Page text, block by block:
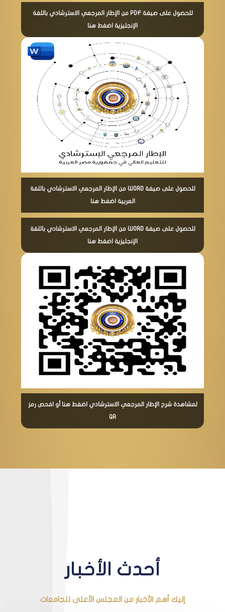
للحصول على صيغة PDF من الإطار المرجعي الاسترشادي باللغة
الإنجليزية اضغط هنا
للحصول على صيغة WORD من الإطار المرجعي الاسترشادي باللغة
العربية اضغط هنا
للحصول على صيغة WORD من الإطار المرجعي الاسترشادي باللغة
الإنجليزية اضغط هنا
لمشاهدة شرح الإطار المرجعي الاسترشادي اضغط هنا أو افحص رمز
QR
أحدث الأخبار
إليك أهم الأخبار من المجلس الأعلى للجامعات